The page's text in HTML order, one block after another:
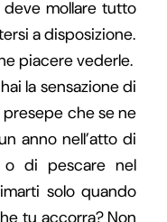
mollare tutto
a disposizione.
piacere vederle.
la sensazione di
che se ne
anno nell’atto di
o di pescare nel
solo quando